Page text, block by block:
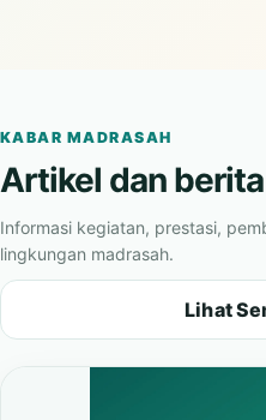
KABAR MADRASAH
Artikel dan
Informasi kegiatan, prestasi,
lingkungan madrasah.
Lihat